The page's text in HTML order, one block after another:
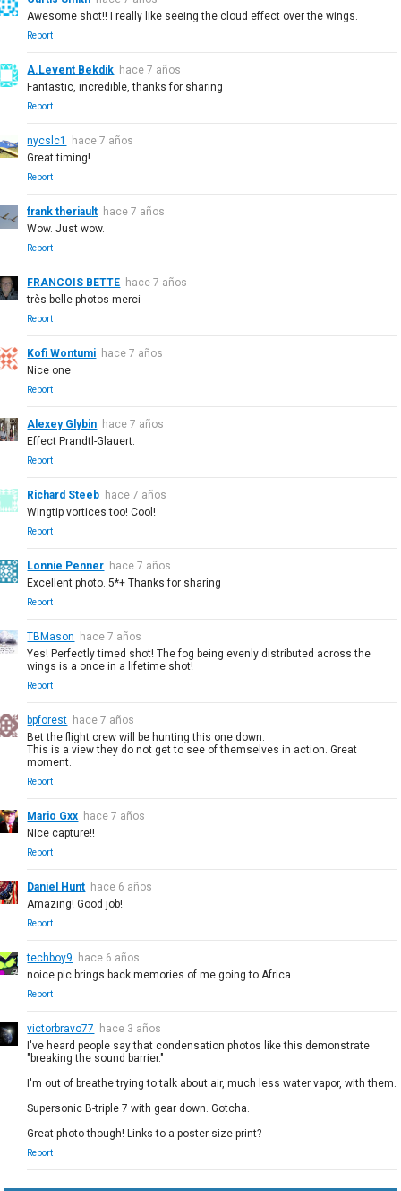
Awesome shot!! I really like seeing the cloud effect over the wings.
Report
A.Levent Bekdik hace 7 años
Fantastic, incredible, thanks for sharing
Report
nycslc1
hace 7 años
Great timing!
Report
frank theriault hace 7 años
Wow. Just wow.
Report
FRANCOIS BETTE hace 7 años
très belle photos merci
Report
Kofi Wontumi hace 7 años
Nice one
Report
Alexey Glybin hace 7 años
Effect Prandtl-Glauert.
Report
Richard Steeb hace 7 años
Wingtip vortices too! Cool!
Report
Lonnie Penner hace 7 años
Excellent photo. 5*+ Thanks for sharing
Report
TBMason
hace 7 años
Yes! Perfectly timed shot! The fog being evenly distributed across the
wings is a once in a lifetime shot!
Report
bpforest hace 7 años
Bet the flight crew will be hunting this one down.
This is a view they do not get to see of themselves in action. Great
moment.
Report
Mario Gxx hace 7 años
Nice capture!!
Report
Daniel Hunt hace 6 años
Amazing! Good job!
Report
techboy9
hace 6 años
noice pic brings back memories of me going to Africa.
Report
victorbravo77
hace 3 años
I've heard people say that condensation photos like this demonstrate
"breaking the sound barrier."
I'm out of breathe trying to talk about air, much less water vapor, with them.
Supersonic B-triple 7 with gear down. Gotcha.
Great photo though! Links to a poster-size print?
Report